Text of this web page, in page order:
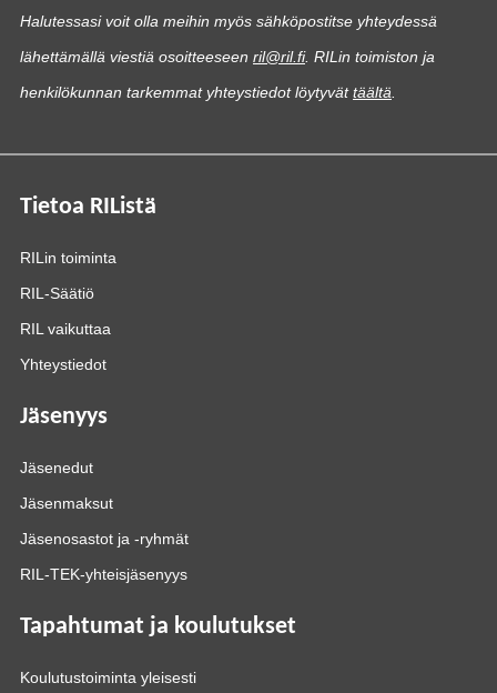
Halutessasi voit olla meihin myös sähköpostitse yhteydessä
lähettämällä viestiä osoitteeseen ril@ril.fi. RILin toimiston ja
henkilökunnan tarkemmat yhteystiedot löytyvättäältä
Tietoa RIListä
RILin toiminta
RIL-Säätiö
RIL vaikuttaa
Yhteystiedot
Jäsenyys
Jäsenedut
Jäsenmaksut
Jäsenosastot ja -ryhmät
RIL-TEK-yhteisjäsenyys
Tapahtumat ja koulutukset
Koulutustoiminta yleisesti